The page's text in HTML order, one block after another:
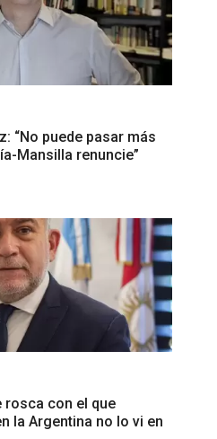
“No puede pasar más
Mansilla renuncie”
rosca con el que
la Argentina no lo vi en